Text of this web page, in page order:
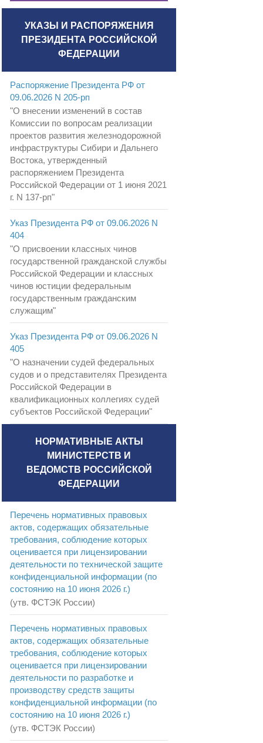
УКАЗЫ И РАСПОРЯЖЕНИЯ
ПРЕЗИДЕНТА РОССИЙСКОЙ
ФЕДЕРАЦИИ
Распоряжение Президента РФ от
09.06.2026 N 205-рп
"О внесении изменений в состав
Комиссии по вопросам реализации
проектов развития железнодорожной
инфраструктуры Сибири и Дальнего
Востока, утвержденный
распоряжением Президента
Российской Федерации от 1 июня 2021
г. N 137-рп"
Указ Президента РФ от 09.06.2026 N
404
"О присвоении классных чинов
государственной гражданской службы
Российской Федерации и классных
чинов юстиции федеральным
государственным гражданским
служащим"
Указ Президента РФ от 09.06.2026 N
405
"О назначении судей федеральных
судов и о представителях Президента
Российской Федерации в
квалификационных коллегиях судей
субъектов Российской Федерации"
НОРМАТИВНЫЕ АКТЫ
МИНИСТЕРСТВ И
ВЕДОМСТВ РОССИЙСКОЙ
ФЕДЕРАЦИИ
Перечень нормативных правовых
актов, содержащих обязательные
требования, соблюдение которых
оценивается при лицензировании
деятельности по технической защите
конфиденциальной информации (по
состоянию на 10 июня 2026 г.)
(утв. ФСТЭК России)
Перечень нормативных правовых
актов, содержащих обязательные
требования, соблюдение которых
оценивается при лицензировании
деятельности по разработке и
производству средств защиты
конфиденциальной информации (по
состоянию на 10 июня 2026 г.)
(утв. ФСТЭК России)